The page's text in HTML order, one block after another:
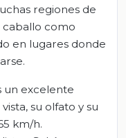
regiones de
caballo como
en lugares donde
un excelente
su olfato y su
km/h.